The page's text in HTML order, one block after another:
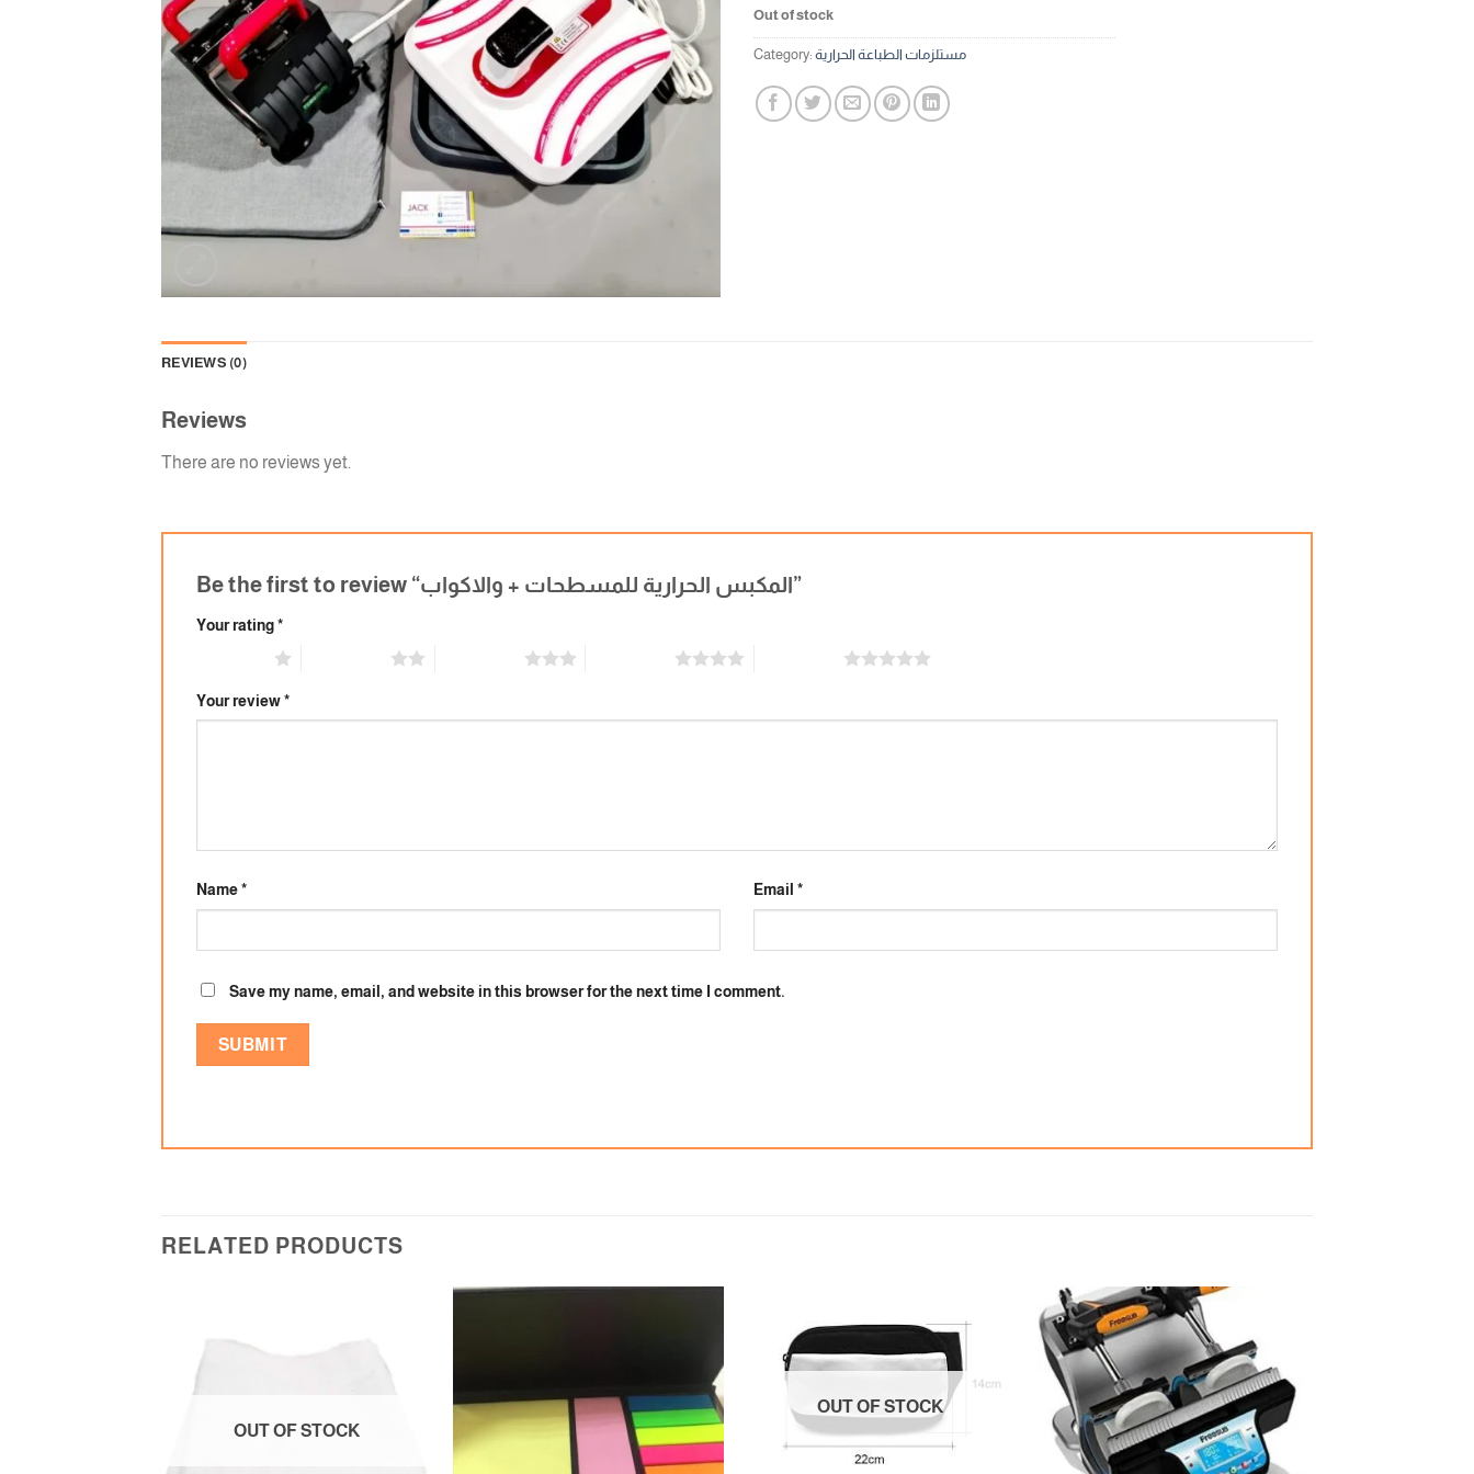
Out of stock
Category: مستلزمات الطباعة الحرارية
REVIEWS (0)
Reviews
There are no reviews yet.
Be the first to review “المكبس الحرارية للمسطحات + والاكواب”
Your rating*
Your review*
Name* Email *
Save my name, email, and website in this browser for the next time I comment.
RELATED PRODUCTS
OUT OF STOCK
Add to
OUT OF STOCK
Add to
wishlist